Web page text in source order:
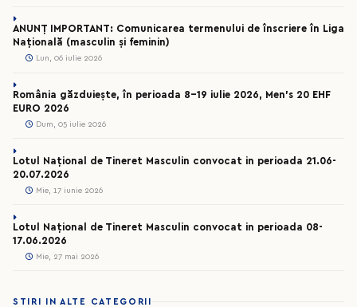
ANUNȚ IMPORTANT: Comunicarea termenului de înscriere în Liga
Națională (masculin și feminin)
Lun, 06 iulie 2026
România găzduiește, în perioada 8-19 iulie 2026, Men’s 20 EHF
EURO 2026
Dum, 05 iulie 2026
Lotul Național de Tineret Masculin convocat in perioada 21.06-
20.07.2026
Mie, 17 iunie 2026
Lotul Național de Tineret Masculin convocat in perioada 08-
17.06.2026
Mie, 27 mai 2026
STIRI IN ALTE CATEGORII